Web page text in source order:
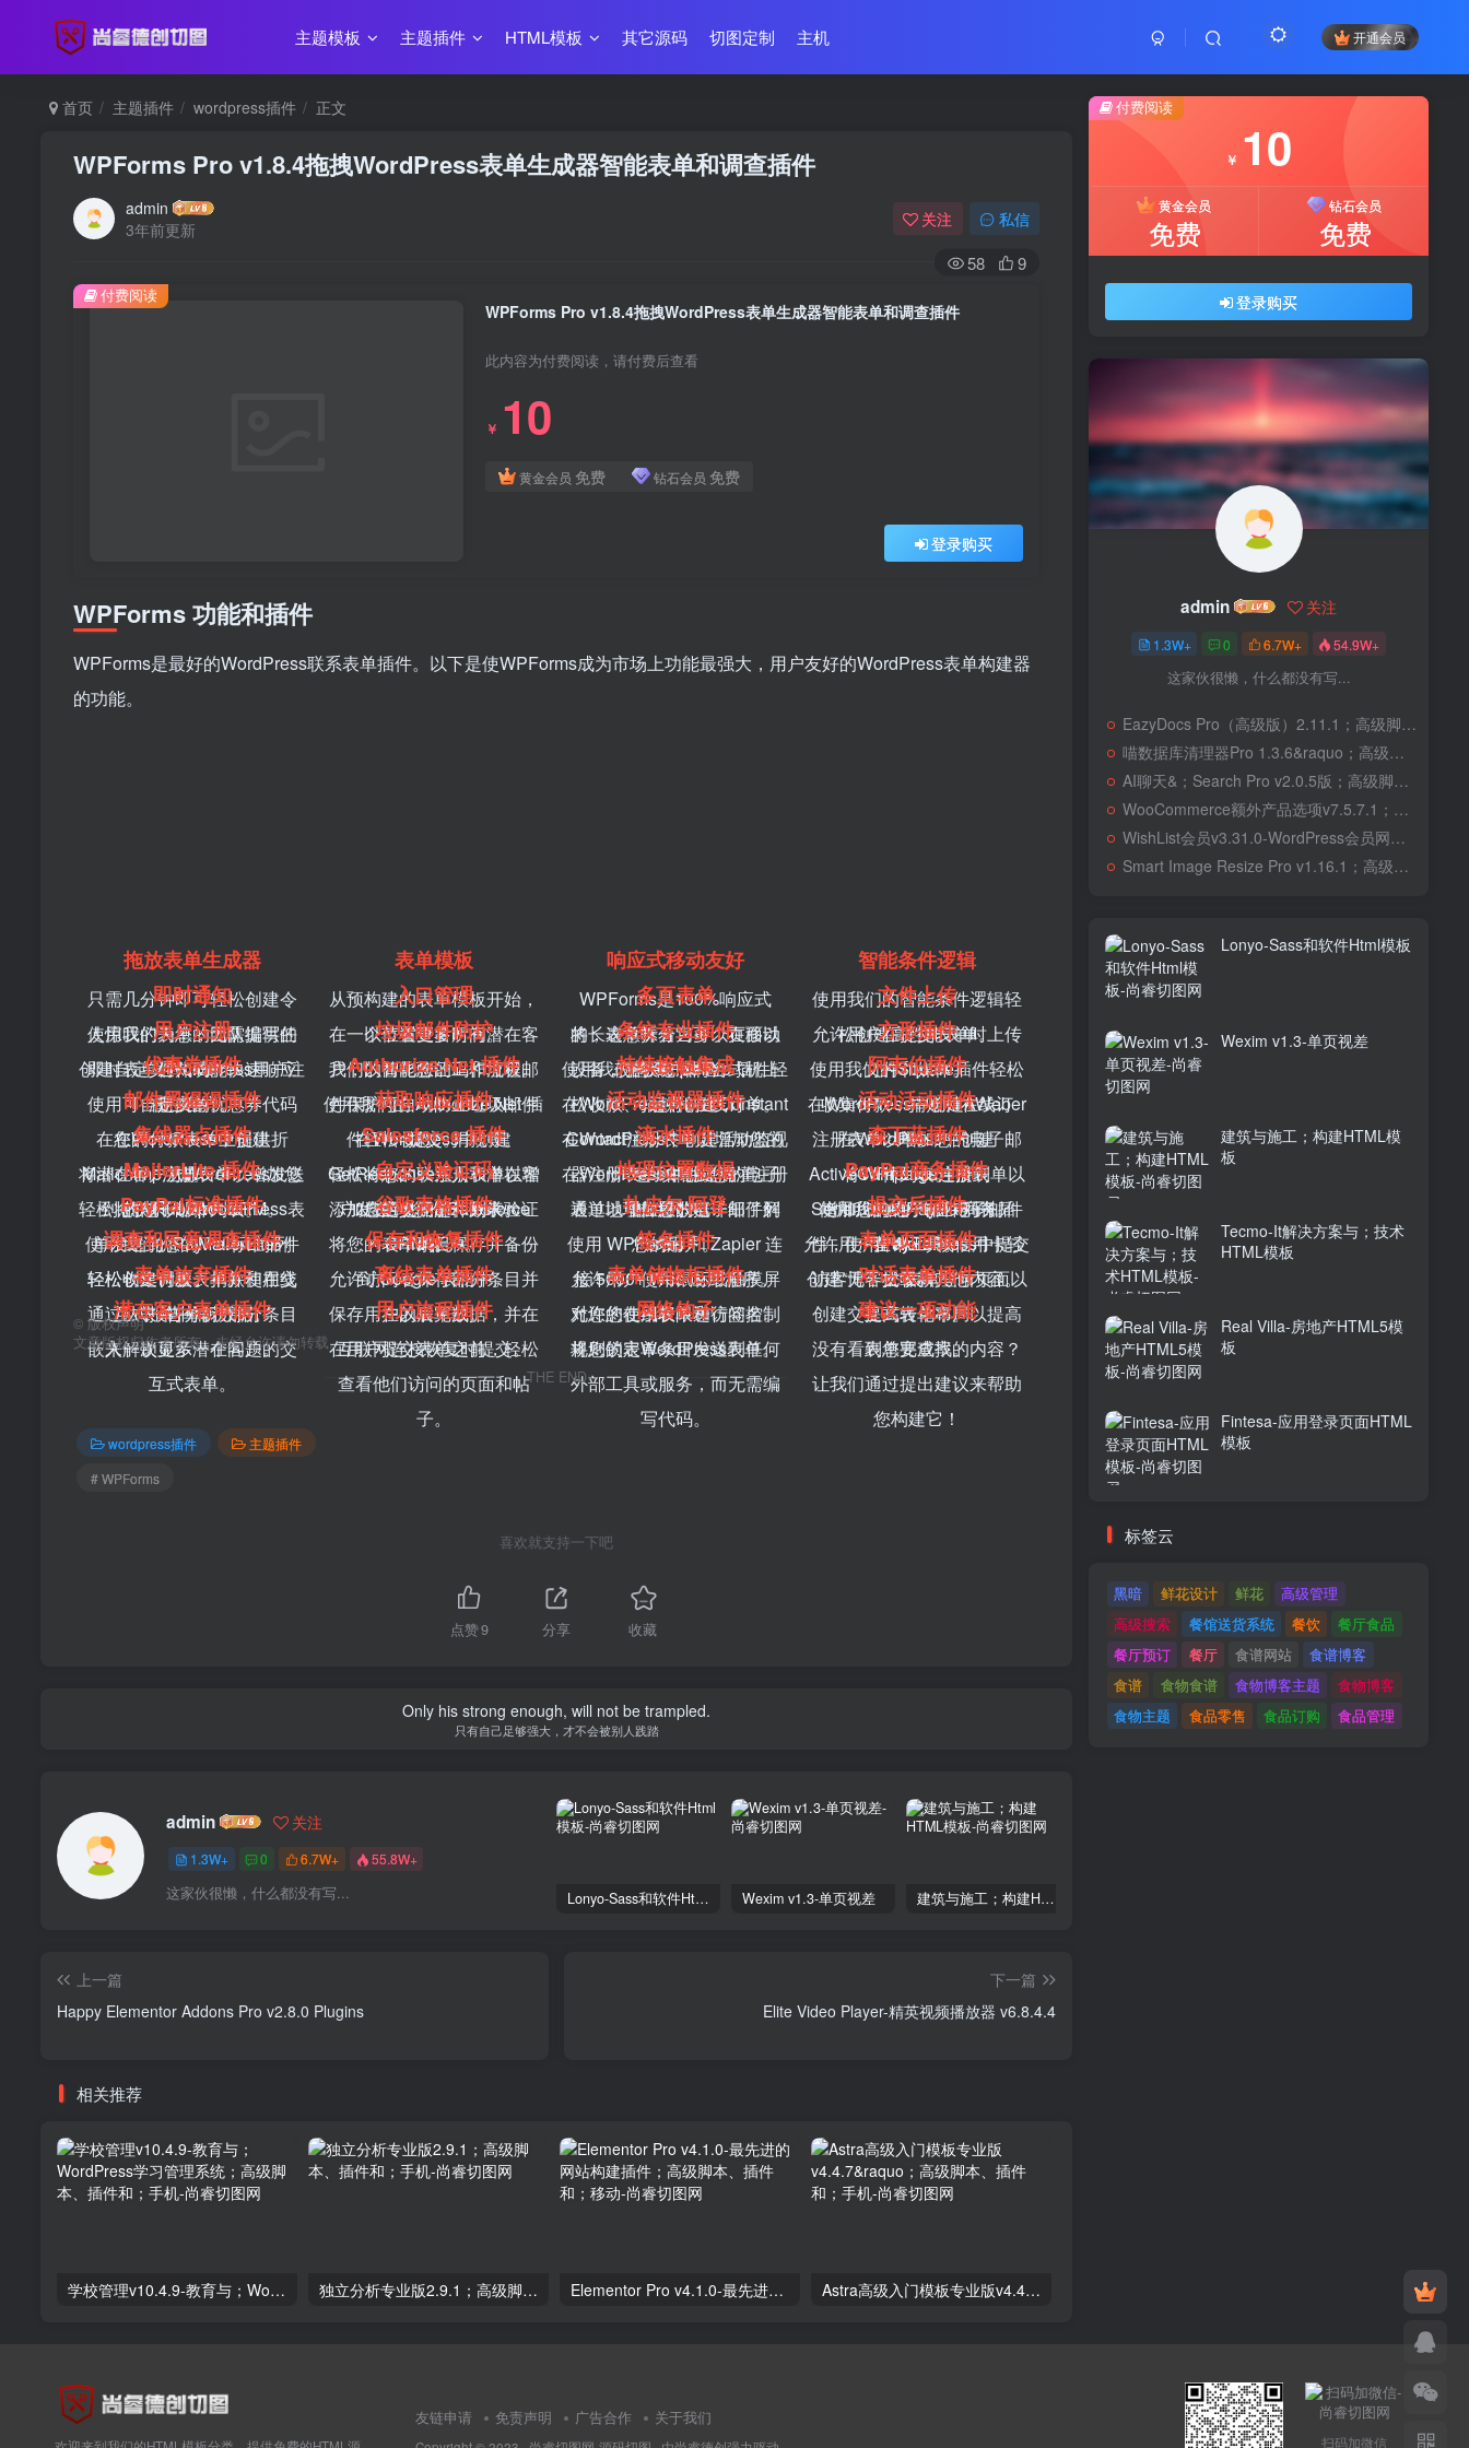
主题模板 主题插件 HTML模板 其它源码 切图定制 主机 开通会员
首页 主题插件 wordpress插件 正文
WPForms Pro v1.8.4拖拽WordPress表单生成器智能表单和调查插件
admin
3年前更新
关注 私信
58 9
WPForms Pro v1.8.4拖拽WordPress表单生成器智能表单和调查插件
此内容为付费阅读，请付费后查看
￥ 10
黄金会员 免费 钻石会员 免费
登录购买
付费阅读
WPForms 功能和插件
WPForms是最好的WordPress联系表单插件。以下是使WPForms成为市场上功能最强大，用户友好的WordPress表单构建器
的功能。
拖放表单生成器
只需几分钟即可轻松创建令
人惊叹的表单，无需编写任
何代码。
表单模板
从预构建的表单模板开始，
以节省更多时间。
响应式移动友好
WPForms是100%响应式
的，这意味着它可以在移动
设备，平板电脑和台式机上
运行。
智能条件逻辑
使用我们的智能条件逻辑轻
松创建高性能表单。
即时通知
使用我们为您的团队提供的
即时表单通知功能快速响应
潜在客户。
入口管理
在一个位置查看所有潜在客
户，以简化您的工作流程。
多页表单
将长表单拆分为多个页面以
改善用户体验。
文件上传
允许用户在提交表单时上传
文件和媒体。
用户注册
创建自定义WordPress用户注
册表单。
垃圾邮件防护
我们的智能验证码和垃圾邮
件保护可自动防止垃圾邮件
提交。
条纹专业插件
使用我们的 Stripe Pro 插件轻
松收款、捐款和在线订单。
方形插件
使用我们的Square插件轻松
收集付款，捐赠和在线订
单。
优惠券插件
使用可自定义的优惠券代码
在您的付款表单上提供折
扣。
Authorize.Net 插件
使用我们的 Authorize.Net 插
件轻松收款、捐款等。
持续接触集成
在WordPress中创建Constant
Contact注册表单以增加您的
电子邮件。
阿韦伯插件
在WordPress中创建AWeber
注册表单以增加您的电子邮
件列表。
邮件黑猩猩插件
在WordPress中创建
Mailchimp注册表单以增加您
的电子邮件列表。
获取响应插件
在WordPress中创建
GetResponse注册表单以增
加您的电子邮件列表。
活动监视器插件
在WordPress中创建活动监视
器注册表单以增加您的电子
邮件列表。
活动活动插件
在WordPress中创建
ActiveCampaign注册表单以
增加您的电子邮件列表。
集线器点插件
将潜在客户从WordPress发送
到您的HubSpot CRM。
Salesforce 插件
轻松将您的联系人和潜在客
户发送到您的 Salesforce
CRM 帐户。
滴水插件
在WordPress中创建滴灌注册
表单以增加您的电子邮件列
表。
森丁蓝插件
将WPForms连接到
Sendinblue的专业电子邮件
营销工具。
MailerLite 插件
轻松将联系人从WordPress表
单发送到您的MailerLite列
表。
自定义验证码
添加自定义问题和数学验证
码。
地理位置数据
通过地理位置数据详细了解
您的用户。
PayPal商务插件
使用我们的PayPal商务插
件，使用PayPal或信用卡轻
松收款。
PayPal标准插件
使用我们的PayPal标准插件
轻松收集付款、捐款和在线
订单。
谷歌表格插件
将您的表单条目保存并备份
到 Google 表格中。
扎皮尔·阿登
使用 WPForms 和 Zapier 连
接 5000+ Web 应用程序。
提交后插件
允许用户在WordPress中提交
访客博客文章和其他内容。
调查和民意调查插件
轻松创建调查表单并使用交
互式报告分析数据。
保存和恢复插件
允许访问者保存部分条目并
在以后完成。
签名插件
允许用户使用鼠标或触摸屏
对您的在线表单进行签名。
表单页面插件
创建“无干扰”表单登录页面以
提高转化率。
表单放弃插件
通过从表单中捕获部分条目
来解锁更多潜在客户。
离线表单插件
保存用户的表单数据，并在
互联网连接恢复时提交。
表单储物柜插件
允许您使用权限和访问控制
规则锁定WordPress表单。
对话表单插件
创建交互式表单布局以提高
表单完成率。
潜在客户表单插件
嵌入一次显示一个问题的交
互式表单。
用户旅程插件
在用户提交表单之前，轻松
查看他们访问的页面和帖
子。
网络钩子
将您的表单条目发送到任何
外部工具或服务，而无需编
写代码。
建议一项功能
没有看到您要查找的内容？
让我们通过提出建议来帮助
您构建它！
© 版权声明
文章版权归作者所有，未经允许请勿转载。
THE END
wordpress插件
主题插件
# WPForms
喜欢就支持一下吧
点赞9 分享 收藏
Only his strong enough, will not be trampled.
只有自己足够强大，才不会被别人践踏
admin 关注
1.3W+ 0 6.7W+ 55.8W+
这家伙很懒，什么都没有写... Lonyo-Sass和软件Html模板 Wexim v1.3-单页视差 建筑与施工；构建HTML模板
上一篇
Happy Elementor Addons Pro v2.8.0 Plugins
下一篇
Elite Video Player-精英视频播放器 v6.8.4.4
相关推荐
学校管理v10.4.9-教育与；WordPress学习管理系统；高级脚本、插件和；手机 独立分析专业版2.9.1；高级脚本、插件和；手机 Elementor Pro v4.1.0-最先进的网站构建插件；高级脚本、插件和；移动 Astra高级入门模板专业版v4.4.7&raquo；高级脚本、插件和；手机
付费阅读
￥ 10
黄金会员
免费
钻石会员
免费
登录购买
admin 关注
1.3W+ 0 6.7W+ 54.9W+
这家伙很懒，什么都没有写...
EazyDocs Pro（高级版）2.11.1；高级脚本、插件和；移动
喵数据库清理器Pro 1.3.6&raquo；高级脚本、插件和；移动
AI聊天&；Search Pro v2.0.5版；高级脚本、插件和；移动
WooCommerce额外产品选项v7.5.7.1；高级脚本、插件和；移动
WishList会员v3.31.0-WordPress会员网站；高级脚本、插件和；移动
Smart Image Resize Pro v1.16.1；高级脚本、插件和；移动
Lonyo-Sass和软件Html模板
Wexim v1.3-单页视差
建筑与施工；构建HTML模
板
Tecmo-It解决方案与；技术
HTML模板
Real Villa-房地产HTML5模
板
Fintesa-应用登录页面HTML
模板
标签云
黑暗 鲜花设计 鲜花
高级管理
高级搜索
餐馆送货系统 餐饮
餐厅食品
餐厅预订
餐厅 食谱网站
食谱博客
食谱
食物食谱 食物博客主题
食物博客
食物主题
食品零售 食品订购 食品管理
友链申请 免责声明 广告合作 关于我们
扫码加微信